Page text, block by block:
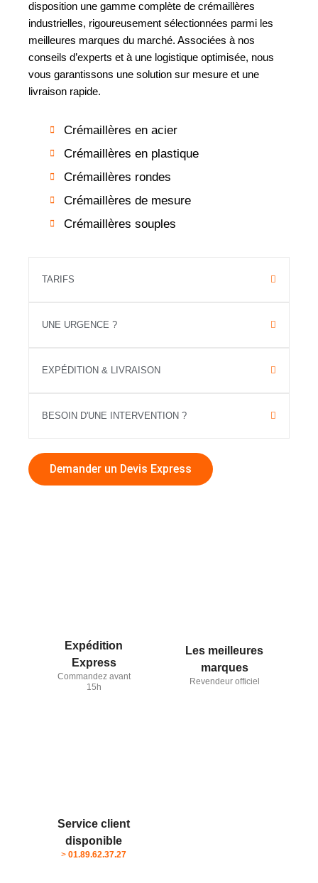
disposition une gamme complète de crémaillères
industrielles, rigoureusement sélectionnées parmi les
meilleures marques du marché. Associées à nos
conseils d’experts et à une logistique optimisée, nous
vous garantissons une solution sur mesure et une
livraison rapide.
Crémaillères en acier
Crémaillères en plastique
Crémaillères rondes
Crémaillères de mesure
Crémaillères souples
TARIFS
UNE URGENCE ?
EXPÉDITION & LIVRAISON
BESOIN D'UNE INTERVENTION ?
Demander un Devis Express
Expédition
Express
Commandez avant
15h
Les meilleures
marques
Revendeur officiel
Service client
disponible
> 01.89.62.37.27